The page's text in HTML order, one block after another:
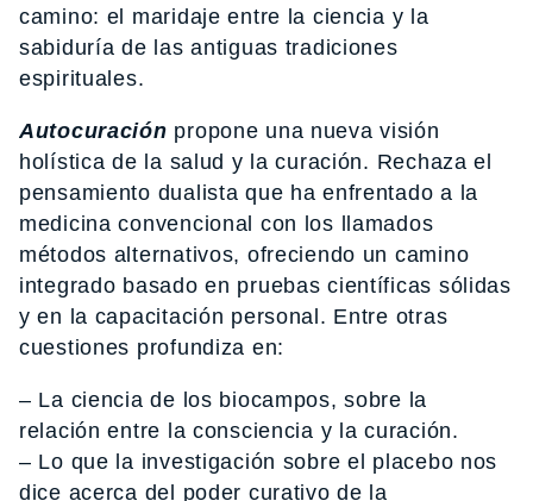
camino: el maridaje entre la ciencia y la
sabiduría de las antiguas tradiciones
espirituales.
Autocuración propone una nueva visión
holística de la salud y la curación. Rechaza el
pensamiento dualista que ha enfrentado a la
medicina convencional con los llamados
métodos alternativos, ofreciendo un camino
integrado basado en pruebas científicas sólidas
y en la capacitación personal. Entre otras
cuestiones profundiza en:
– La ciencia de los biocampos, sobre la
relación entre la consciencia y la curación.
– Lo que la investigación sobre el placebo nos
dice acerca del poder curativo de la